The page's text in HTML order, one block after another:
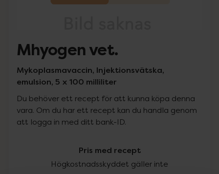
Mhyogen vet.
Mykoplasmavaccin, Injektionsvätska,
emulsion, 5 x 100 milliliter
Du behöver ett recept för att kunna köpa denna
vara. Om du har ett recept kan du handla genom
att logga in med ditt bank-ID.
Pris med recept
Högkostnadsskyddet gäller inte